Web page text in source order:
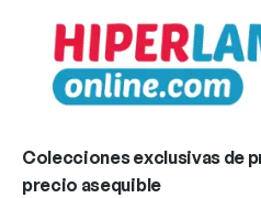
Colecciones exclusivas de
precio asequible